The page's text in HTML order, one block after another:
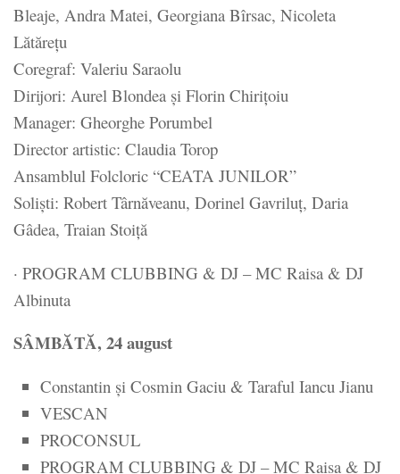
Bleaje, Andra Matei, Georgiana Bîrsac, Nicoleta
Lătărețu
Coregraf: Valeriu Saraolu
Dirijori: Aurel Blondea și Florin Chirițoiu
Manager: Gheorghe Porumbel
Director artistic: Claudia Torop
Ansamblul Folcloric “CEATA JUNILOR”
Soliști: Robert Târnăveanu, Dorinel Gavriluț, Daria
Gâdea, Traian Stoiță
· PROGRAM CLUBBING & DJ – MC Raisa & DJ
Albinuta
SÂMBĂTĂ, 24 august
Constantin și Cosmin Gaciu & Taraful Iancu Jianu
VESCAN
PROCONSUL
PROGRAM CLUBBING & DJ – MC Raisa & DJ